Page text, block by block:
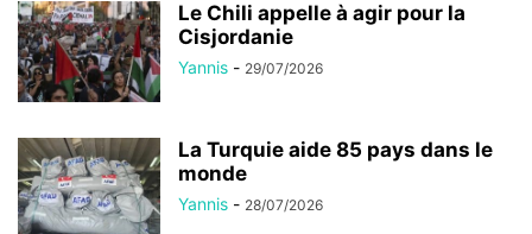
Le Chili appelle à agir pour la
Cisjordanie
Yannis - 29/07/2026
La Turquie aide 85 pays dans le
monde
Yannis - 28/07/2026